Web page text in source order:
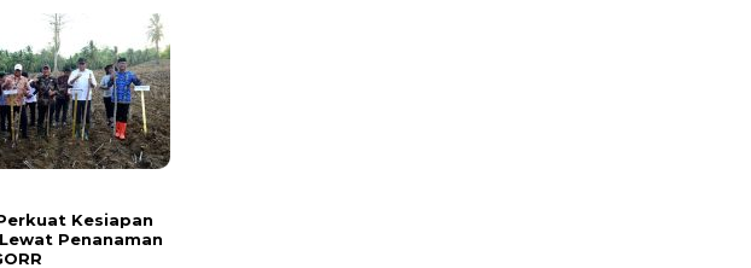
Kesiapan
Lewat Penanaman